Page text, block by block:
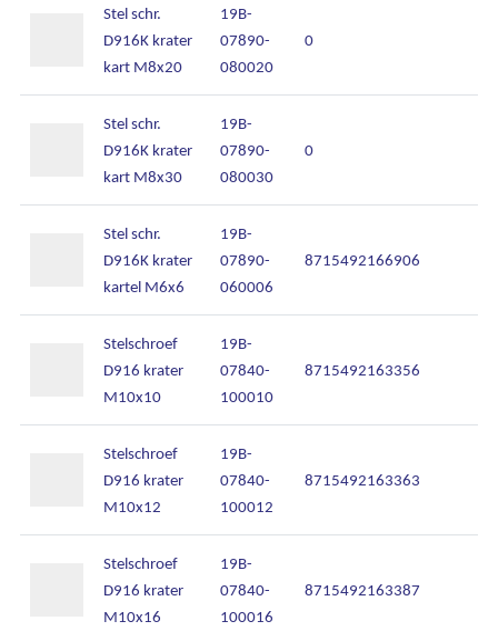
Stel schr.
D916K krater
kart M8x20
19B-
07890-
080020
0
Stel schr.
D916K krater
kart M8x30
19B-
07890-
080030
0
Stel schr.
D916K krater
kartel M6x6
19B-
07890-
060006
8715492166906
Stelschroef
D916 krater
M10x10
19B-
07840-
100010
8715492163356
Stelschroef
D916 krater
M10x12
19B-
07840-
100012
8715492163363
Stelschroef
D916 krater
M10x16
19B-
07840-
100016
8715492163387